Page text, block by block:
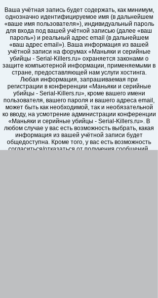
Ваша учётная запись будет содержать, как минимум,
однозначно идентифицируемое имя (в дальнейшем
«ваше имя пользователя»), индивидуальный пароль
для входа под вашей учётной записью (далее «ваш
пароль») и реальный адрес email (в дальнейшем
«ваш адрес email»). Ваша информация из вашей
учётной записи на форумах «Маньяки и серийные
убийцы - Serial-Killers.ru» охраняется законами о
защите компьютерной информации, применяемыми в
стране, предоставляющей нам услуги хостинга.
Любая информация, запрашиваемая при
регистрации в конференции «Маньяки и серийные
убийцы - Serial-Killers.ru», кроме вашего имени
пользователя, вашего пароля и вашего адреса email,
может быть как необходимой, так и необязательной
ко вводу, на усмотрение администрации конференции
«Маньяки и серийные убийцы - Serial-Killers.ru». В
любом случае у вас есть возможность выбрать, какая
информация из вашей учётной записи будет
общедоступна. Кроме того, у вас есть возможность
согласиться/отказаться от получения сообщений,